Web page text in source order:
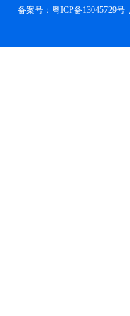
备案号： 粤ICP备13045729号